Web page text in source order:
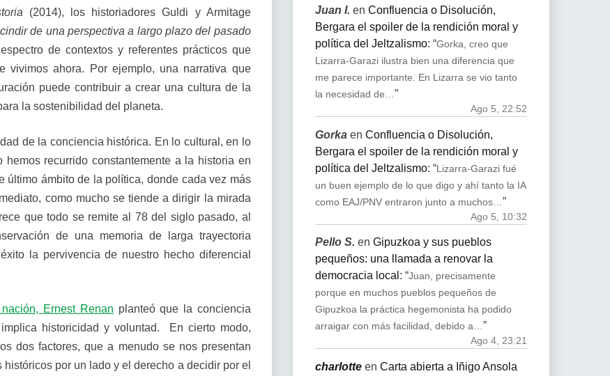
(2014), los historiadores Guldi y Armitage
de una perspectiva a largo plazo del pasado
de contextos y referentes prácticos que
vivimos ahora. Por ejemplo, una narrativa que
puede contribuir a crear una cultura de la
la sostenibilidad del planeta.
de la conciencia histórica. En lo cultural, en lo
recurrido constantemente a la historia en
último ámbito de la política, donde cada vez más
como mucho se tiende a dirigir la mirada
que todo se remite al 78 del siglo pasado, al
de una memoria de larga trayectoria
la pervivencia de nuestro hecho diferencial
Ernest Renan planteó que la conciencia
historicidad y voluntad. En cierto modo,
dos factores, que a menudo se nos presentan
por un lado y el derecho a decidir por el
Juan I. en Confluencia o Disolución,
Bergara el spoiler de la rendición moral y
política del Jeltzalismo: “Gorka, creo que
Lizarra-Garazi ilustra bien una diferencia que
me parece importante. En Lizarra se vio tanto
la necesidad de… ”
Ago 5, 22:52
Gorkaen Confluencia o Disolución,
Bergara el spoiler de la rendición moral y
política del Jeltzalismo: “Lizarra-Garazi fué
un buen ejemplo de lo que digo y ahí tanto la IA
como EAJ/PNV entraron junto a muchos… ”
Ago 5, 10:32
Pello S. en Gipuzkoa y sus pueblos
pequeños: una llamada a renovar la
democracia local : “Juan, precisamente
porque en muchos pueblos pequeños de
Gipuzkoa la práctica hegemonista ha podido
arraigar con más facilidad, debido a…”
Ago 4, 23:21
charlotteen Carta abierta a Iñigo Ansola